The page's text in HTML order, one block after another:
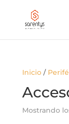
PRODUCTOS
Inicio/
Mostrando